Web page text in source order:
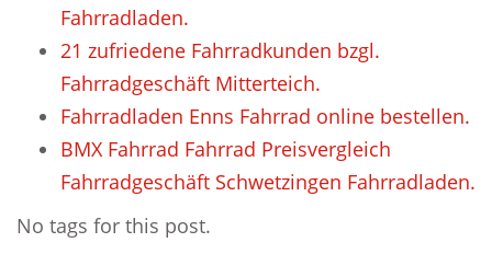
Fahrradladen.
21 zufriedene Fahrradkunden bzgl.
Fahrradgeschäft Mitterteich.
Fahrradladen Enns Fahrrad online bestellen.
BMX Fahrrad Fahrrad Preisvergleich
Fahrradgeschäft Schwetzingen Fahrradladen.
No tags for this post.